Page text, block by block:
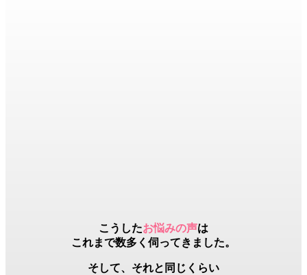
こうしたお悩みの声は
これまで数多く伺ってきました。
そして、それと同じくらい